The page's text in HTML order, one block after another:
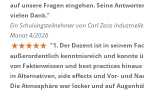
auf unsere Fragen eingehen. Seine
vielen Dank."
Ein Schulungsteilnehmer von Carl Zeiss
Monat 4/2026
"1. Der Dozent ist in seinem
außerordentlich kenntnisreich und konnte
von Faktenwissen und best practices
in Alternativen, side effects und Vor- und
Die Atmosphäre war locker und auf